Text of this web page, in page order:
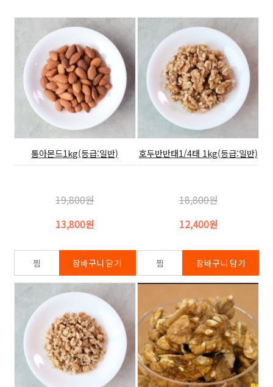
통아몬드1kg(등급:일반)
19,800원
13,800원
호두반반태1/4태 1kg(등급:일반)
18,800원
12,400원